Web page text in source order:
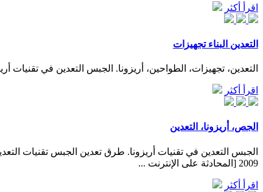
اقرأ أكثر
التعدين البناء تجهيزات
التعدين، تجهيزات، الطواحين، أريزونا. الجبس التعدين في تقنيات أريزونا - تعرف أكثر الجبس
اقرأ أكثر
الجص، أريزونا، التعدين
2009 [المحادثة على الإنترنت ...
اقرأ أكثر